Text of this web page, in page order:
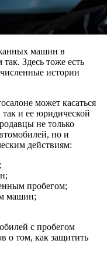
машин в
Здесь тоже есть
истории
может касаться
и ее юридической
не только
но и
действиям:
пробегом;
машин;
с пробегом
о том, как защитить